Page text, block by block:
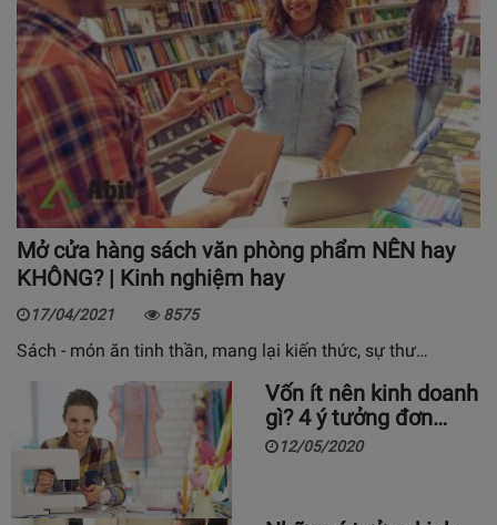
Mở cửa hàng sách văn phòng phẩm NÊN hay
KHÔNG? | Kinh nghiệm hay
17/04/2021 8575
Sách - món ăn tinh thần, mang lại kiến thức, sự thư…
Vốn ít nên kinh doanh
gì? 4 ý tưởng đơn…
12/05/2020